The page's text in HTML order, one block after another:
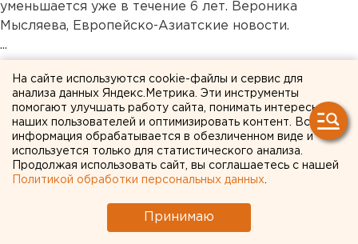
уменьшается уже в течение 6 лет. Вероника
Мысляева, Европейско-Азиатские новости.
...
Общество
На сайте используются cookie-файлы и сервис для
анализа данных Яндекс.Метрика. Эти инструменты
помогают улучшать работу сайта, понимать интересы
наших пользователей и оптимизировать контент. Вся
информация обрабатывается в обезличенном виде и
используется только для статистического анализа.
Продолжая использовать сайт, вы соглашаетесь с нашей
Политикой обработки персональных данных
Принимаю